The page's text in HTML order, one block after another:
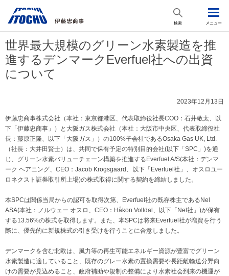
検索 メニュー
世界最大規模のグリーン水素製造を推
進するデンマークEverfuel社への出資
について
2023年12月13日
伊藤忠商事株式会社（本社：東京都港区、代表取締役社長COO：石井敬太、以
下「伊藤忠商事」）と大阪ガス株式会社（本社：大阪市中央区、代表取締役社
長：藤原正隆、以下「大阪ガス」）の100%子会社であるOsaka Gas UK, Ltd.
（社長：大井田賢士）は、共同で保有予定の特別目的会社(以下「SPC」)を通
じ、グリーン水素バリューチェーン構築を推進するEverfuel A/S(本社：デンマ
ーク ヘアニング、CEO：Jacob Krogsgaard、以下「Everfuel社」、オスロユー
ロネクスト証券取引所上場)の株式取得に関する契約を締結しました。
本SPCは関係当局からの認可を取得次第、Everfuel社の既存株主であるNel
ASA(本社：ノルウェー オスロ、CEO：Håkon Volldal、以下「Nel社」)が保有
する13.56%の株式を取得します。また、本SPCは将来Everfuel社が増資を行う
際に、優先的に新規株式の引き受けを行うことに合意しました。
デンマークを含む北欧は、風力等の再生可能エネルギー資源が豊富でグリーン
水素製造に適していること、既存のグレー水素の置換需要や長距離輸送分野向
けの需要が見込めること、政府補助や規制の整備により水素社会到来の機運が